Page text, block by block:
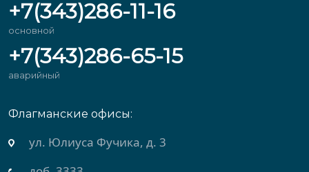
+7(343)286-11-16
основной
+7(343)286-65-15
аварийный
Флагманские офисы:
ул. Михеева, д. 2